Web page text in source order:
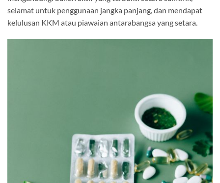
selamat untuk penggunaan jangka panjang, dan mendapat
kelulusan KKM atau piawaian antarabangsa yang setara.